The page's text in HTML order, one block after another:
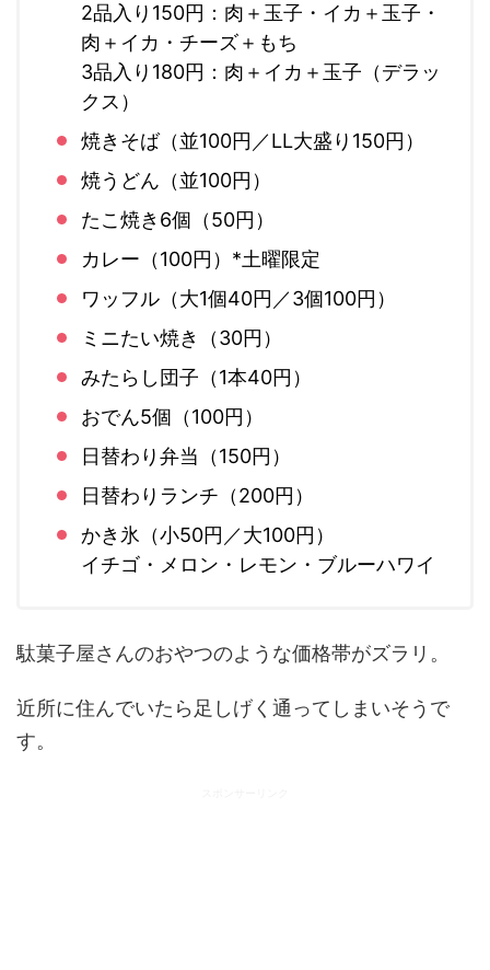
2品入り150円：肉＋玉子・イカ＋玉子・
肉＋イカ・チーズ＋もち
3品入り180円：肉＋イカ＋玉子（デラッ
クス）
焼きそば（並100円／LL大盛り150円）
焼うどん（並100円）
たこ焼き6個（50円）
カレー（100円）*土曜限定
ワッフル（大1個40円／3個100円）
ミニたい焼き（30円）
みたらし団子（1本40円）
おでん5個（100円）
日替わり弁当（150円）
日替わりランチ（200円）
かき氷（小50円／大100円）
イチゴ・メロン・レモン・ブルーハワイ
駄菓子屋さんのおやつのような価格帯がズラリ。
近所に住んでいたら足しげく通ってしまいそうで
す。